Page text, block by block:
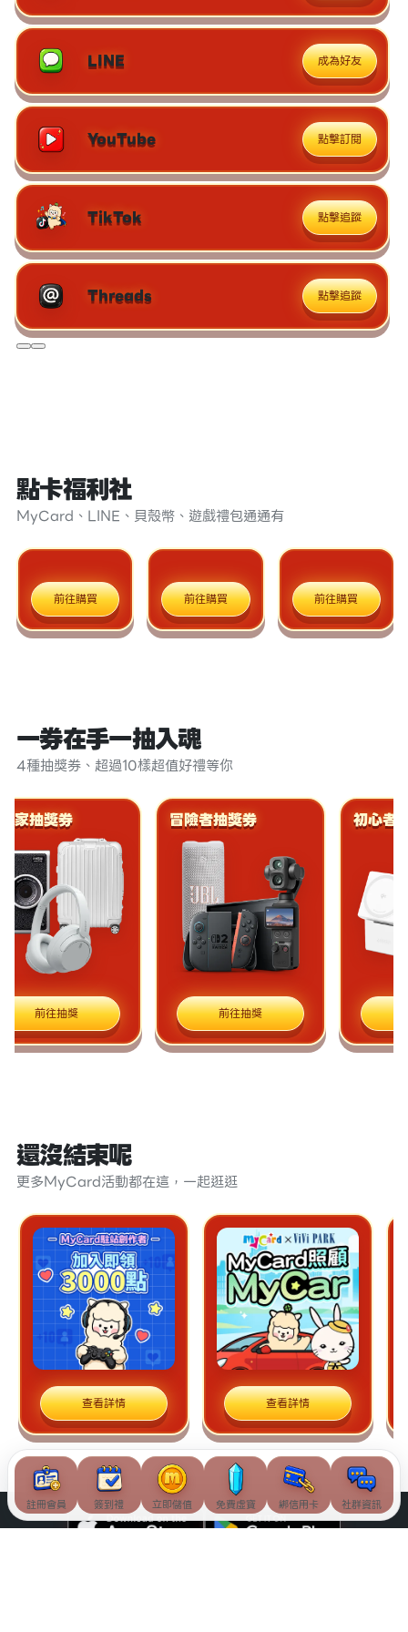
LINE 成為好友
YouTube 點擊訂閱
TikTok 點擊追蹤
Threads 點擊追蹤
點卡福利社
MyCard、LINE、貝殼幣、遊戲禮包通通有
前往購買 前往購買 前往購買
一券在手一抽入魂
4種抽獎券、超過10樣超值好禮等你
抽獎券
前往抽獎
冒險者抽獎券
前往抽獎
初心者抽
前往
還沒結束呢
更多MyCard活動都在這，一起逛逛
查看詳情 查看詳情
註冊會員 簽到禮 立即儲值 免費虛寶 綁信用卡 社群資訊